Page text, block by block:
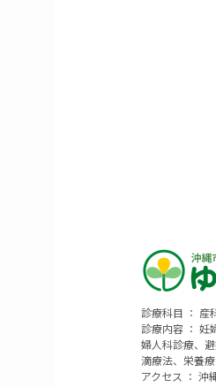
診療科目 ： 産
診療内容 ： 妊
婦人科診療、
滴療法、栄養
アクセス ： 沖